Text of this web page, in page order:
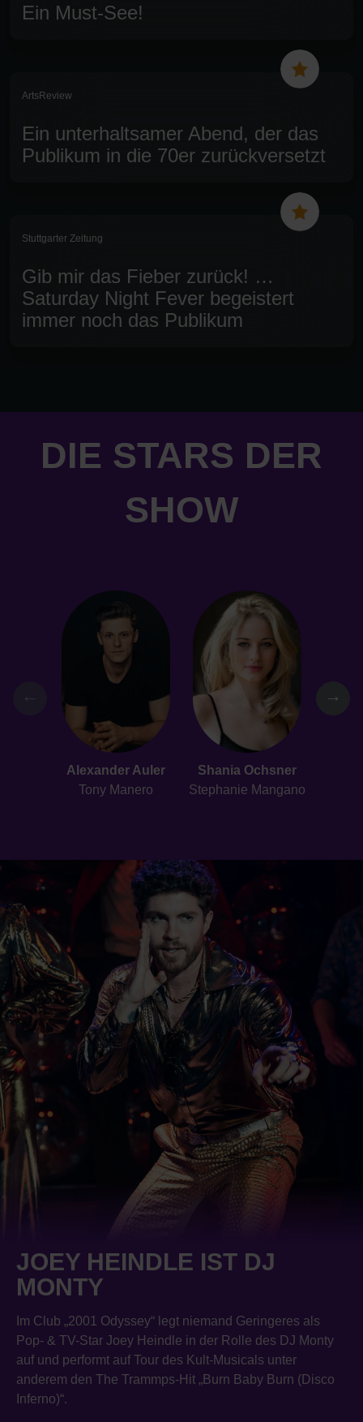
Ein Must-See!
ArtsReview
Ein unterhaltsamer Abend, der das
Publikum in die 70er zurückversetzt
Stuttgarter Zeitung
Gib mir das Fieber zurück! …
Saturday Night Fever begeistert
immer noch das Publikum
DIE STARS DER
SHOW
← →
Alexander Auler
Tony Manero
Shania Ochsner
Stephanie Mangano
JOEY HEINDLE IST DJ
MONTY
Im Club „2001 Odyssey“ legt niemand Geringeres als
Pop- & TV-Star Joey Heindle in der Rolle des DJ Monty
auf und performt auf Tour des Kult-Musicals unter
anderem den The Trammps-Hit „Burn Baby Burn (Disco
Inferno)“.